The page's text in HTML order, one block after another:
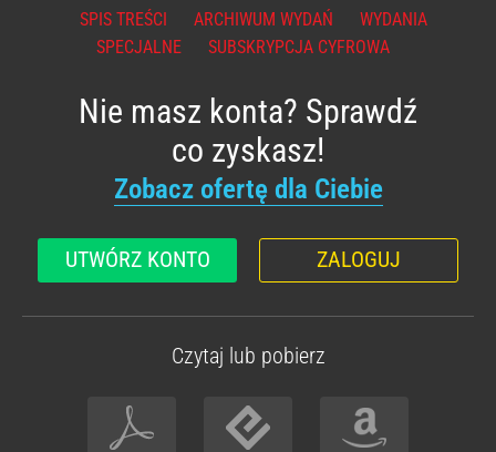
SPIS TREŚCI ARCHIWUM WYDAŃ
WYDANIA
SPECJALNE
SUBSKRYPCJA CYFROWA
Nie masz konta? Sprawdź
co zyskasz!
Zobacz ofertę dla Ciebie
UTWÓRZ KONTO ZALOGUJ
Czytaj lub pobierz